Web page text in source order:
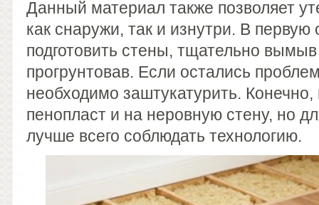
Данный материал также позволяет
как снаружи, так и изнутри. В первую
подготовить стены, тщательно
прогрунтовав. Если остались
необходимо заштукатурить.
пенопласт и на неровную стену, но
лучше всего соблюдать технологию.